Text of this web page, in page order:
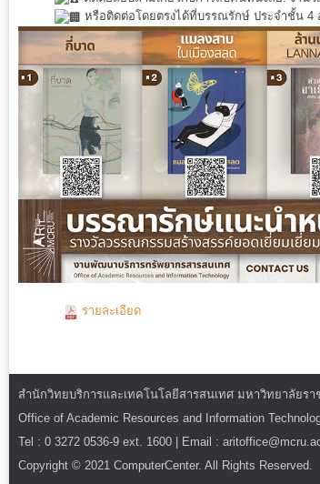
หรือติดต่อโดยตรงได้ที่บรรณรักษ์ ประจำชั้น 4
รายละเอียด
สำนักวิทยบริการและเทคโนโลยีสารสนเทศ มหาวิทยาลัย
Office of Academic Resources and Information
Tel : 0 3272 0536-9 ext. 1600 | Email :
Copyright © 2021 ComputerCenter. All Rights Reserved.